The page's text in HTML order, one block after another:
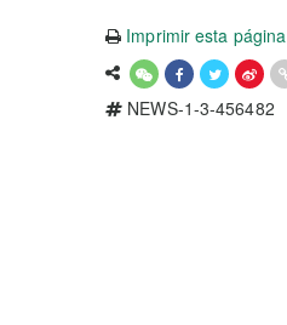
Imprimir esta página
NEWS-1-3-456482